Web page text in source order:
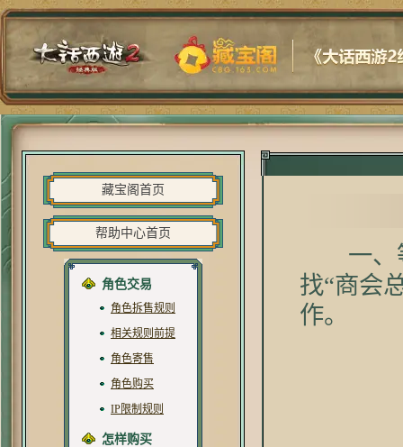
藏宝阁首页
帮助中心首页
角色交易
角色拆售规则
相关规则前提
角色寄售
角色购买
IP限制规则
怎样购买
一、等
找“商会
作。